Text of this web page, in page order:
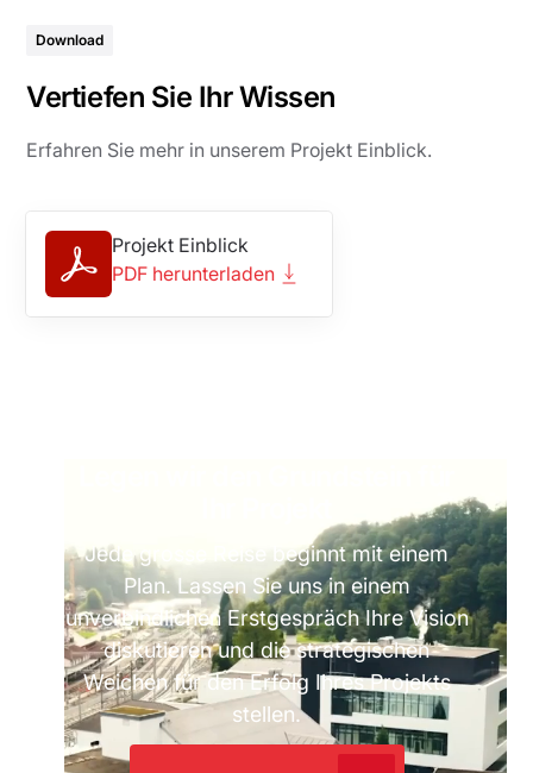
Download
Vertiefen Sie Ihr Wissen
Erfahren Sie mehr in unserem Projekt Einblick.
Projekt Einblick
PDF herunterladen
Jede grosse Reise beginnt mit einem
Plan. Lassen Sie uns in einem
unverbindlichen Erstgespräch Ihre Vision
diskutieren und die strategischen
Weichen für den Erfolg Ihres Projekts
stellen.